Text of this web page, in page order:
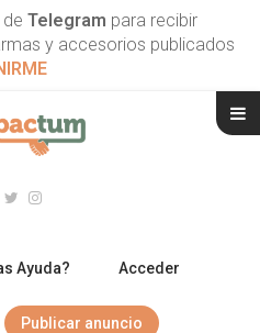
Telegram para recibir
y accesorios publicados
Ayuda? Acceder
Publicar anuncio